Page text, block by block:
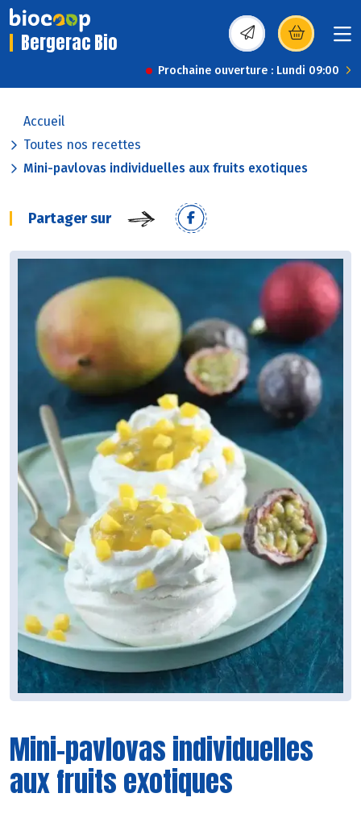
Bergerac Bio (s’ouvre dans une
Prochaine ouverture : Lundi 09:00
Accueil
Toutes nos recettes
Mini-pavlovas individuelles aux fruits exotiques
Partager sur
Mini-pavlovas individuelles
aux fruits exotiques